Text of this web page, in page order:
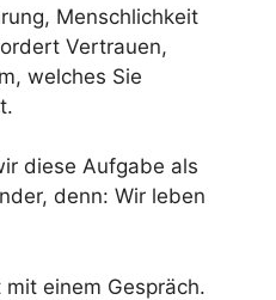
Menschlichkeit
Vertrauen,
welches Sie
diese Aufgabe als
denn: Wir leben
einem Gespräch.